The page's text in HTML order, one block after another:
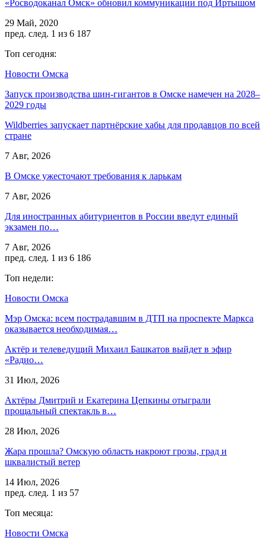
«Росводоканал Омск» обновил коммуникации под Иртышом
29 Май, 2020
пред. след. 1 из 6 187
Топ сегодня:
Новости Омска
Запуск производства шин-гигантов в Омске намечен на 2028–
2029 годы
Wildberries запускает партнёрские хабы для продавцов по всей
стране
7 Авг, 2026
В Омске ужесточают требования к ларькам
7 Авг, 2026
Для иностранных абитуриентов в России введут единый
экзамен по…
7 Авг, 2026
пред. след. 1 из 6 186
Топ недели:
Новости Омска
Мэр Омска: всем пострадавшим в ДТП на проспекте Маркса
оказывается необходимая…
Актёр и телеведущий Михаил Башкатов выйдет в эфир
«Радио…
31 Июл, 2026
Актёры Дмитрий и Екатерина Цепкины отыграли
прощальный спектакль в…
28 Июл, 2026
Жара прошла? Омскую область накроют грозы, град и
шквалистый ветер
14 Июл, 2026
пред. след. 1 из 57
Топ месяца:
Новости Омска